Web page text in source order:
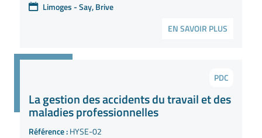
Limoges - Say, Brive
EN SAVOIR PLUS
PDC
La gestion des accidents du travail et des
maladies professionnelles
Référence :HYSE-02